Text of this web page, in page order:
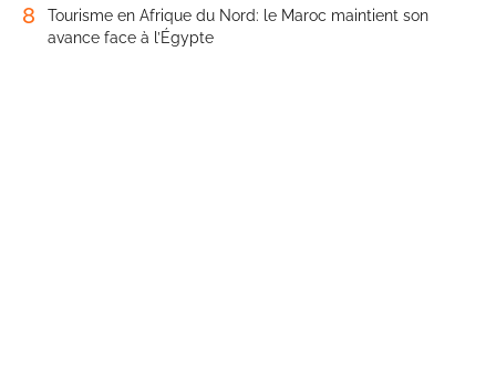
8
Tourisme en Afrique du Nord: le Maroc maintient son
avance face à l’Égypte